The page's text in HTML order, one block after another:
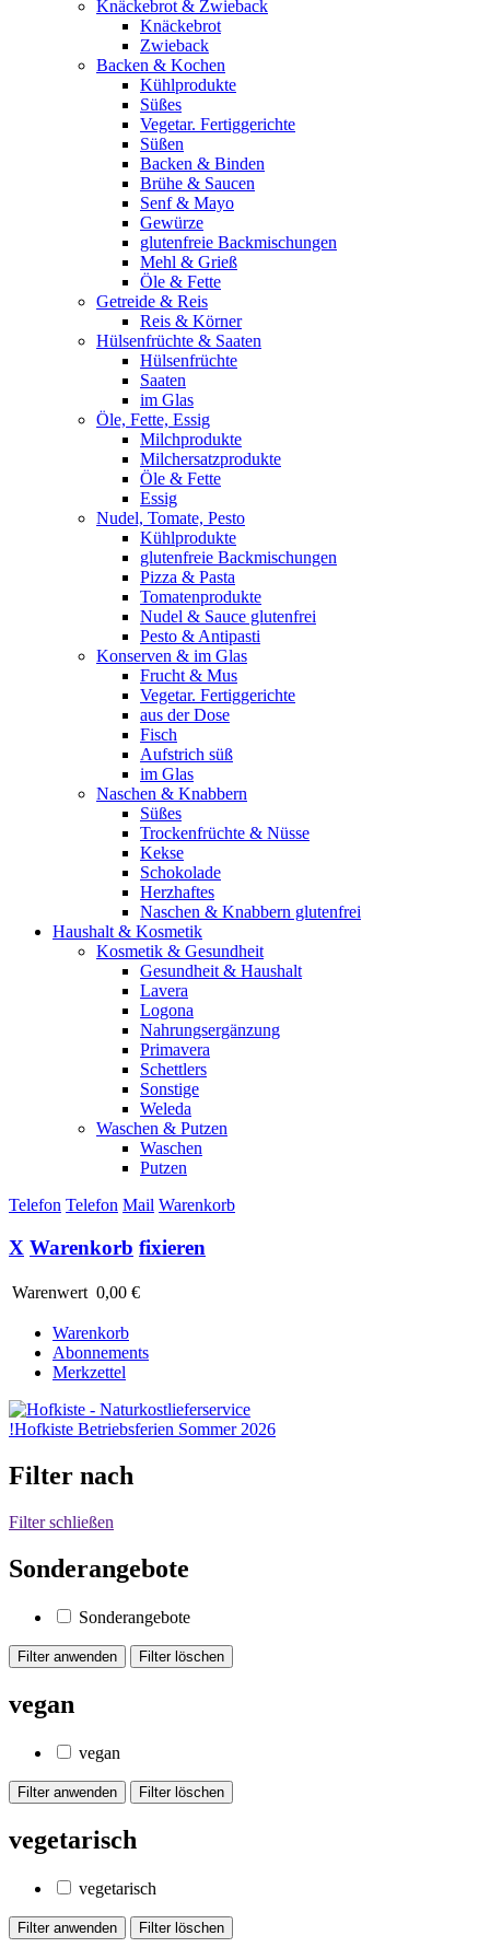
Knäckebrot & Zwieback
Knäckebrot
Zwieback
Backen & Kochen
Kühlprodukte
Süßes
Vegetar. Fertiggerichte
Süßen
Backen & Binden
Brühe & Saucen
Senf & Mayo
Gewürze
glutenfreie Backmischungen
Mehl & Grieß
Öle & Fette
Getreide & Reis
Reis & Körner
Hülsenfrüchte & Saaten
Hülsenfrüchte
Saaten
im Glas
Öle, Fette, Essig
Milchprodukte
Milchersatzprodukte
Öle & Fette
Essig
Nudel, Tomate, Pesto
Kühlprodukte
glutenfreie Backmischungen
Pizza & Pasta
Tomatenprodukte
Nudel & Sauce glutenfrei
Pesto & Antipasti
Konserven & im Glas
Frucht & Mus
Vegetar. Fertiggerichte
aus der Dose
Fisch
Aufstrich süß
im Glas
Naschen & Knabbern
Süßes
Trockenfrüchte & Nüsse
Kekse
Schokolade
Herzhaftes
Naschen & Knabbern glutenfrei
Haushalt & Kosmetik
Kosmetik & Gesundheit
Gesundheit & Haushalt
Lavera
Logona
Nahrungsergänzung
Primavera
Schettlers
Sonstige
Weleda
Waschen & Putzen
Waschen
Putzen
Telefon Telefon Mail Warenkorb
X Warenkorb fixieren
Warenwert 0,00 €
Warenkorb
Abonnements
Merkzettel
!Hofkiste Betriebsferien Sommer 2026
Filter nach
Filter schließen
Sonderangebote
Sonderangebote
vegan
vegan
vegetarisch
vegetarisch